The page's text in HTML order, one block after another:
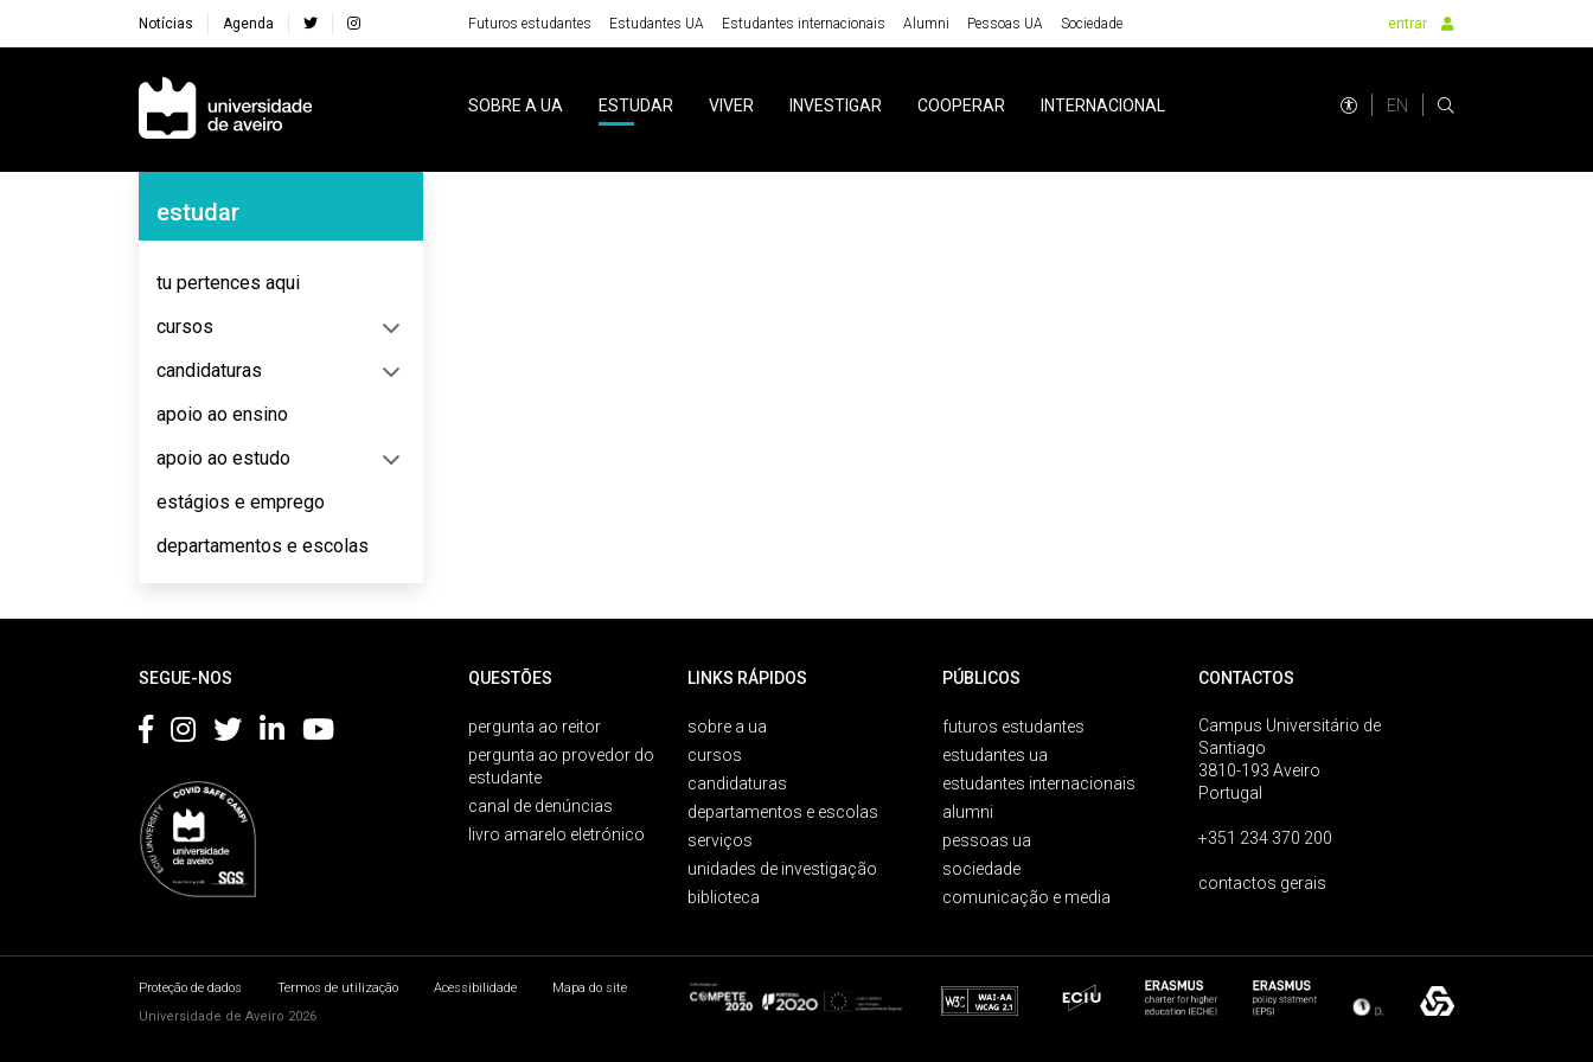
Notícias Agenda Futuros estudantes Estudantes UA Estudantes internacionais Alumni Pessoas UA Sociedade entrar
Navegação Principal
SOBRE A UA ESTUDAR VIVER INVESTIGAR COOPERAR INTERNACIONAL EN
Navegação Lateral
estudar
tu pertences aqui
cursos
candidaturas
apoio ao ensino
apoio ao estudo
estágios e emprego
departamentos e escolas
SEGUE-NOS QUESTÕES
pergunta ao reitor
pergunta ao provedor do
estudante
canal de denúncias
livro amarelo eletrónico
LINKS RÁPIDOS
sobre a ua
cursos
candidaturas
departamentos e escolas
serviços
unidades de investigação
biblioteca
PÚBLICOS
futuros estudantes
estudantes ua
estudantes internacionais
alumni
pessoas ua
sociedade
comunicação e media
CONTACTOS
Campus Universitário de
Santiago
3810-193 Aveiro
Portugal
+351 234 370 200
contactos gerais
Proteção de dados Termos de utilização Acessibilidade
Mapa do site
Universidade de Aveiro 2026